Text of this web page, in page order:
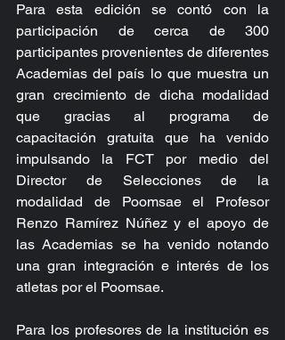
Para esta edición se contó con la
participación de cerca de 300
participantes provenientes de diferentes
Academias del país lo que muestra un
gran crecimiento de dicha modalidad
que gracias al programa de
capacitación gratuita que ha venido
impulsando la FCT por medio del
Director de Selecciones de la
modalidad de Poomsae el Profesor
Renzo Ramírez Núñez y el apoyo de
las Academias se ha venido notando
una gran integración e interés de los
atletas por el Poomsae.
Para los profesores de la institución es